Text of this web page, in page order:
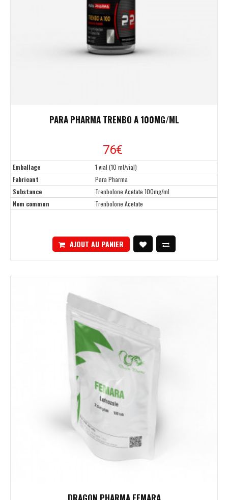
PARA PHARMA TRENBO A 100MG/ML
76€
Emballage
1 vial (10 ml/vial)
Fabricant
Para Pharma
Substance
Trenbolone Acetate 100mg/ml
Nom commun
Trenbolone Acetate
AJOUT AU PANIER